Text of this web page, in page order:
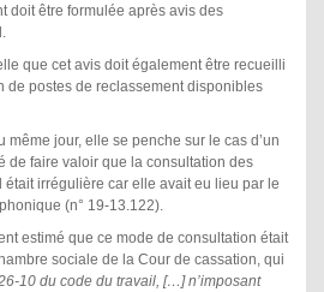
doit être formulée après avis des
que cet avis doit également être recueilli
de postes de reclassement disponibles
même jour, elle se penche sur le cas d’un
de faire valoir que la consultation des
irrégulière car elle avait eu lieu par le
(n° 19-13.122).
estimé que ce mode de consultation était
sociale de la Cour de cassation, qui
10 du code du travail, […] n’imposant